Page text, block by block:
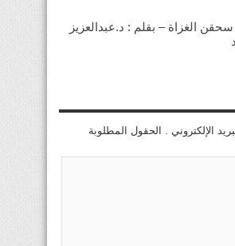
الغزاة – بقلم : د.عبدالعزيز
الإلكتروني . الحقول المطلوبة